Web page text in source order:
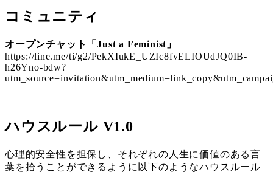
コミュニティ
オープンチャット「Just a Feminist」
https://line.me/ti/g2/PekXIukE_UZIc8fvELIOUdJQ0IB-
h26Yno-bdw?
ハウスルール V1.0
心理的安全性を担保し、それぞれの人生に価値のある言
葉を拾うことができるように以下のようなハウスルール